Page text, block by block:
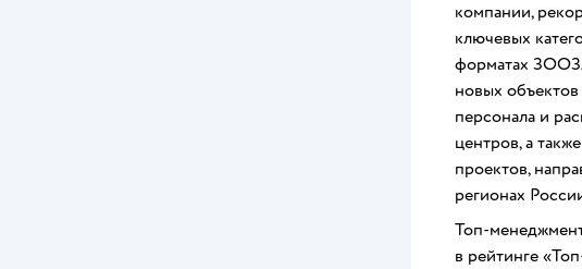
компании,
ключевых
форматах
новых
персонала и
центров, а
проектов,
регионах
Топ-
в рейтинге